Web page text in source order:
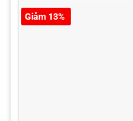
Giảm 13%